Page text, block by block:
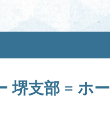
堺支部 = ホー